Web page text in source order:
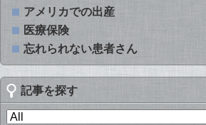
アメリカでの出産
医療保険
忘れられない患者さん
記事を探す